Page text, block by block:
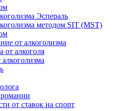
Эспераль
методом SIT (MST)
от алкоголизма
от алкоголя
от ставок на спорт